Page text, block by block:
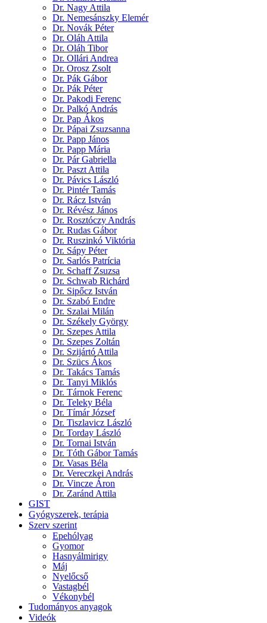
Dr. Nagy Attila
Dr. Nemesánszky Elemér
Dr. Novák Péter
Dr. Oláh Attila
Dr. Oláh Tibor
Dr. Ollári Andrea
Dr. Orosz Zsolt
Dr. Pák Gábor
Dr. Pák Péter
Dr. Pakodi Ferenc
Dr. Palkó András
Dr. Pap Ákos
Dr. Pápai Zsuzsanna
Dr. Papp János
Dr. Papp Mária
Dr. Pár Gabriella
Dr. Paszt Attila
Dr. Pávics László
Dr. Pintér Tamás
Dr. Rácz István
Dr. Révész János
Dr. Rosztóczy András
Dr. Rudas Gábor
Dr. Ruszinkó Viktória
Dr. Sápy Péter
Dr. Sarlós Patrícia
Dr. Schaff Zsuzsa
Dr. Schwab Richárd
Dr. Sipőcz István
Dr. Szabó Endre
Dr. Szalai Milán
Dr. Székely György
Dr. Szepes Attila
Dr. Szepes Zoltán
Dr. Szijártó Attila
Dr. Szücs Ákos
Dr. Takács Tamás
Dr. Tanyi Miklós
Dr. Tárnok Ferenc
Dr. Teleky Béla
Dr. Tímár József
Dr. Tiszlavicz László
Dr. Torday László
Dr. Tornai István
Dr. Tóth Gábor Tamás
Dr. Vasas Béla
Dr. Vereczkei András
Dr. Vincze Áron
Dr. Zaránd Attila
GIST
Gyógyszerek, terápia
Szerv szerint
Epehólyag
Gyomor
Hasnyálmirigy
Máj
Nyelőcső
Vastagbél
Vékonybél
Tudományos anyagok
Videók